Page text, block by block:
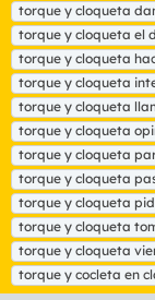
torque y cloqueta
torque y cloqueta el
torque y cloqueta
torque y cloqueta
torque y cloqueta
torque y cloqueta
torque y cloqueta
torque y cloqueta
torque y cloqueta
torque y cloqueta
torque y cloqueta
torque y cocleta en